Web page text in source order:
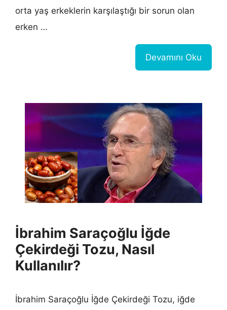
orta yaş erkeklerin karşılaştığı bir sorun olan
erken …
Devamını Oku
İbrahim Saraçoğlu İğde
Çekirdeği Tozu, Nasıl
Kullanılır?
İbrahim Saraçoğlu İğde Çekirdeği Tozu, iğde